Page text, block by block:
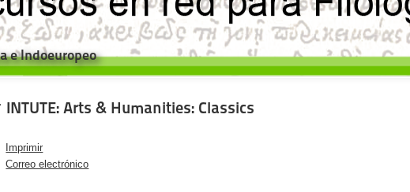
e Indoeuropeo
INTUTE: Arts & Humanities: Classics
Imprimir
Correo electrónico